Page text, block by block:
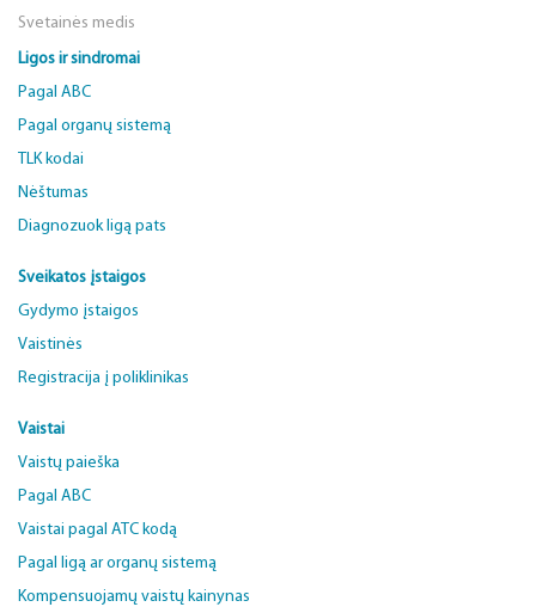
Svetainės medis
Ligos ir sindromai
Pagal ABC
Pagal organų sistemą
TLK kodai
Nėštumas
Diagnozuok ligą pats
Sveikatos įstaigos
Gydymo įstaigos
Vaistinės
Registracija į poliklinikas
Vaistai
Vaistų paieška
Pagal ABC
Vaistai pagal ATC kodą
Pagal ligą ar organų sistemą
Kompensuojamų vaistų kainynas